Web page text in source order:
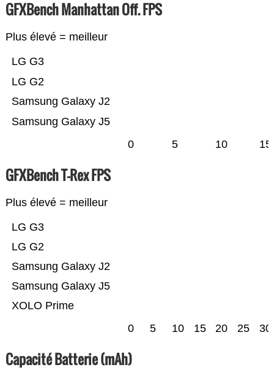
GFXBench Manhattan Off. FPS
Plus élevé = meilleur
Samsung Galaxy J5
Samsung Galaxy J2
LG G2
LG G3
0 5 10 15
GFXBench T-Rex FPS
Plus élevé = meilleur
XOLO Prime
Samsung Galaxy J5
Samsung Galaxy J2
LG G2
LG G3
0 5 10 15 20 25 30
Capacité Batterie (mAh)